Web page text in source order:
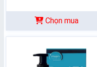
Chọn mua